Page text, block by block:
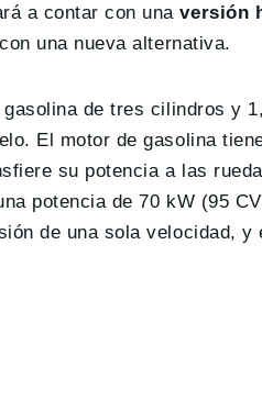
a contar con unaversión
una nueva alternativa.
de tres cilindros y
El motor de gasolina
su potencia a las
potencia de 70 kW (95
de una sola velocidad, y